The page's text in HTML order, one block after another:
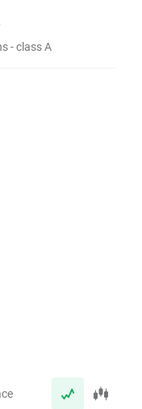
- class A